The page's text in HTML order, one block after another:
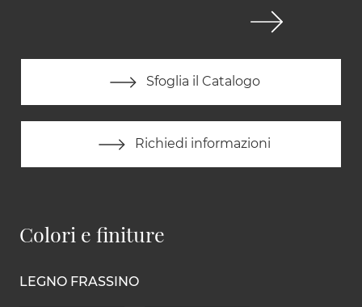
Sfoglia il Catalogo
Richiedi informazioni
Colori e finiture
LEGNO FRASSINO